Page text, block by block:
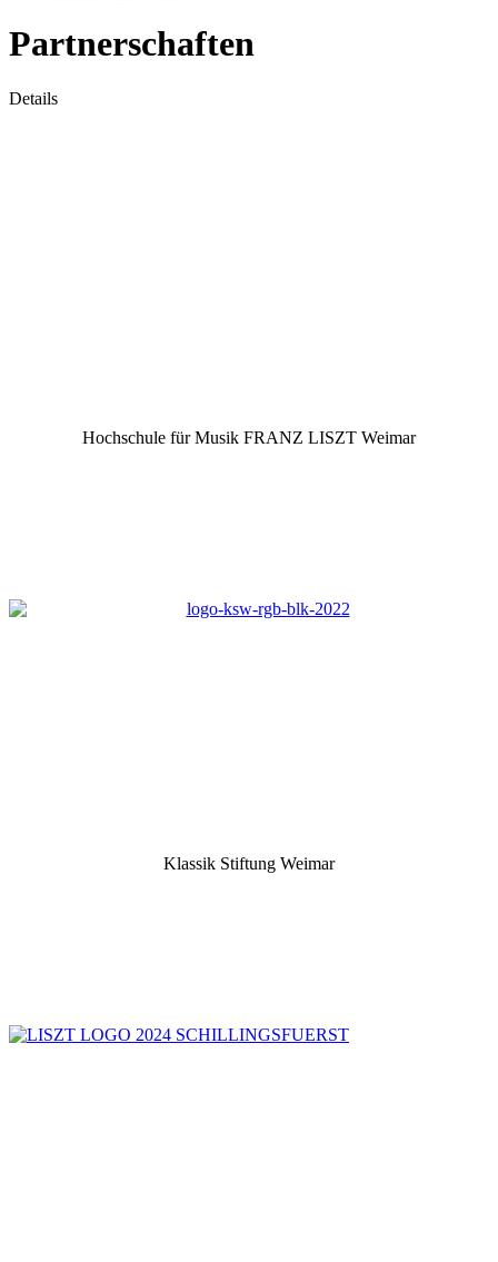
Partnerschaften
Details
Hochschule für Musik FRANZ LISZT Weimar
Klassik Stiftung Weimar